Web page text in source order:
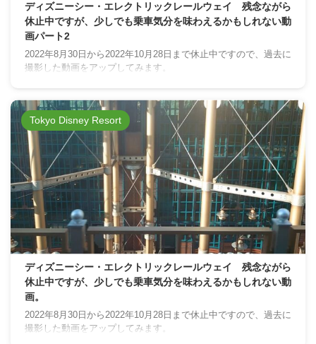
ディズニーシー・エレクトリックレールウェイ 残念ながら
休止中ですが、少しでも乗車気分を味わえるかもしれない動
画パート2
2022年8月30日から2022年10月28日まで休止中ですので、過去に
撮影した動画をアップしてみます。
Tokyo Disney Resort
ディズニーシー・エレクトリックレールウェイ 残念ながら
休止中ですが、少しでも乗車気分を味わえるかもしれない動
画。
2022年8月30日から2022年10月28日まで休止中ですので、過去に
撮影した動画をアップしてみます。